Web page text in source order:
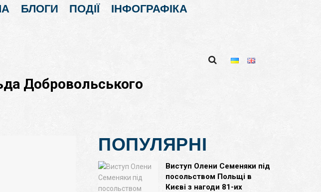
БЛОГИ ПОДІЇ
ІНФОГРАФІКА
Добровольського
ПОПУЛЯРНІ
Виступ Олени Семеняки під
посольством Польщі в
Києві з нагоди 81-их